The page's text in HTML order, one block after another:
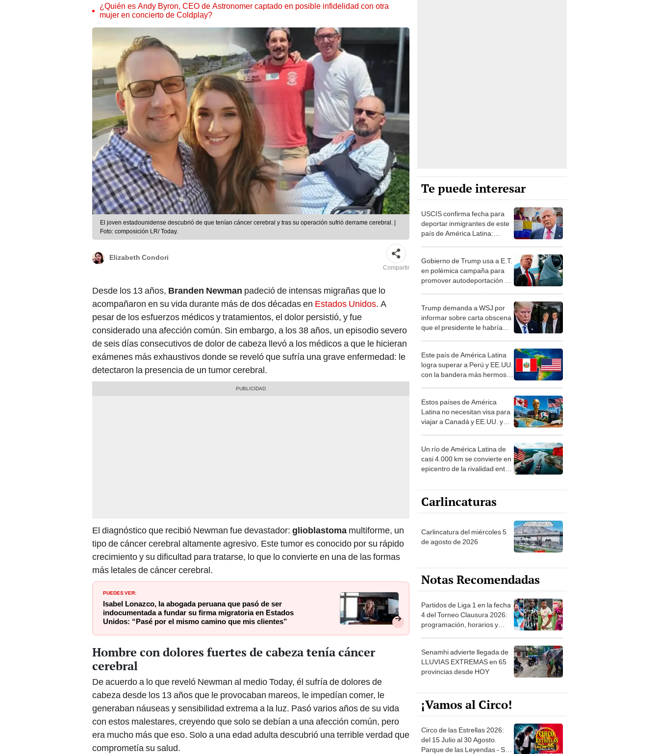
¿Quién es Andy Byron, CEO de Astronomer captado en posible infidelidad con otra
mujer en concierto de Coldplay?
El joven estadounidense descubrió de que tenían cáncer cerebral y tras su operación sufrió derrame cerebral. |
Foto: composición LR/ Today.
Elizabeth Condori
Compartir
Desde los 13 años, Branden Newman padeció de intensas migrañas que lo
acompañaron en su vida durante más de dos décadas en Estados Unidos. A
pesar de los esfuerzos médicos y tratamientos, el dolor persistió, y fue
considerado una afección común. Sin embargo, a los 38 años, un episodio severo
de seis días consecutivos de dolor de cabeza llevó a los médicos a que le hicieran
exámenes más exhaustivos donde se reveló que sufría una grave enfermedad: le
detectaron la presencia de un tumor cerebral.
El diagnóstico que recibió Newman fue devastador: glioblastoma multiforme, un
tipo de cáncer cerebral altamente agresivo. Este tumor es conocido por su rápido
crecimiento y su dificultad para tratarse, lo que lo convierte en una de las formas
más letales de cáncer cerebral.
PUEDES VER:
Isabel Lonazco, la abogada peruana que pasó de ser
indocumentada a fundar su firma migratoria en Estados
Unidos: “Pasé por el mismo camino que mis clientes”
Hombre con dolores fuertes de cabeza tenía cáncer
cerebral
De acuerdo a lo que reveló Newman al medio Today, él sufría de dolores de
cabeza desde los 13 años que le provocaban mareos, le impedían comer, le
generaban náuseas y sensibilidad extrema a la luz. Pasó varios años de su vida
con estos malestares, creyendo que solo se debían a una afección común, pero
era mucho más que eso. Solo a una edad adulta descubrió una terrible verdad que
comprometía su salud.
Te puede interesar
USCIS confirma fecha para
deportar inmigrantes de este
país de América Latina:
motivo
Gobierno de Trump usa a E.T.
en polémica campaña para
promover autodeportación de
Trump demanda a WSJ por
informar sobre carta obscena
que el presidente le habría
Este país de América Latina
logra superar a Perú y EE.UU.
con la bandera más hermosa
Estos países de América
Latina no necesitan visa para
viajar a Canadá y EE.UU. y
Un río de América Latina de
casi 4.000 km se convierte en
epicentro de la rivalidad entre
y exportaciones
Carlincaturas
Carlincatura del miércoles 5
de agosto de 2026
Notas Recomendadas
Partidos de Liga 1 en la fecha
4 del Torneo Clausura 2026:
programación, horarios y
Senamhi advierte llegada de
LLUVIAS EXTREMAS en 65
provincias desde HOY
¡Vamos al Circo!
Circo de las Estrellas 2026:
del 15 Julio al 30 Agosto.
Parque de las Leyendas - San